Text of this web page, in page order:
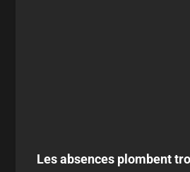
Les absences plombent